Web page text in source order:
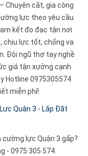
Chuyên cắt, gia công
lực theo yêu cầu
kết đo đạc tận nơi
chịu lực tốt, chống va
Đội ngũ thợ tay nghề
giá tận xưởng cạnh
Hotline 0975305574
miễn phí!
Quận 3 - Lắp Đặt
cường lực Quận 3 gấp?
- 0975 305 574.